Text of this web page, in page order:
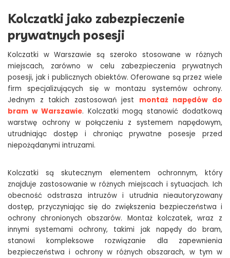
Kolczatki jako zabezpieczenie
prywatnych posesji
Kolczatki w Warszawie są szeroko stosowane w różnych
miejscach, zarówno w celu zabezpieczenia prywatnych
posesji, jak i publicznych obiektów. Oferowane są przez wiele
firm specjalizujących się w montażu systemów ochrony.
Jednym z takich zastosowań jest montaż napędów do
bram w Warszawie. Kolczatki mogą stanowić dodatkową
warstwę ochrony w połączeniu z systemem napędowym,
utrudniając dostęp i chroniąc prywatne posesje przed
niepożądanymi intruzami.
Kolczatki są skutecznym elementem ochronnym, który
znajduje zastosowanie w różnych miejscach i sytuacjach. Ich
obecność odstrasza intruzów i utrudnia nieautoryzowany
dostęp, przyczyniając się do zwiększenia bezpieczeństwa i
ochrony chronionych obszarów. Montaż kolczatek, wraz z
innymi systemami ochrony, takimi jak napędy do bram,
stanowi kompleksowe rozwiązanie dla zapewnienia
bezpieczeństwa i ochrony w różnych obszarach, w tym w